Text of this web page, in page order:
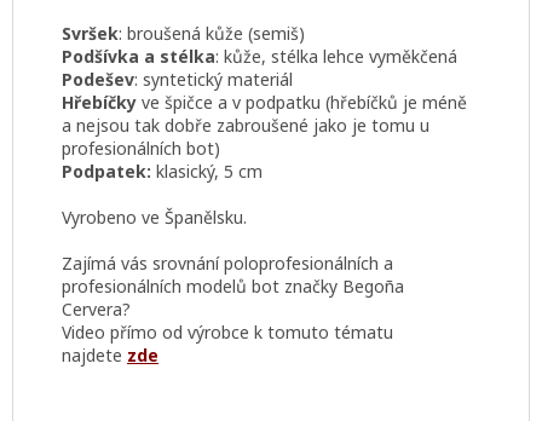
Svršek: broušená kůže (semiš)
Podšívka a stélka: kůže, stélka lehce vyměkčená
Podešev: syntetický materiál
Hřebíčky ve špičce a v podpatku (hřebíčků je méně
a nejsou tak dobře zabroušené jako je tomu u
profesionálních bot)
Podpatek: klasický, 5 cm
Vyrobeno ve Španělsku.
Zajímá vás srovnání poloprofesionálních a
profesionálních modelů bot značky Begoña
Cervera?
Video přímo od výrobce k tomuto tématu
najdete zde